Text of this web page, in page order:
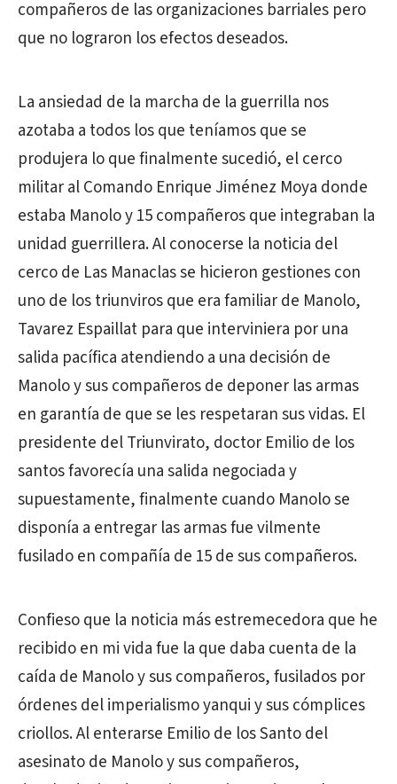
compañeros de las organizaciones barriales pero
que no lograron los efectos deseados.
La ansiedad de la marcha de la guerrilla nos
azotaba a todos los que teníamos que se
produjera lo que finalmente sucedió, el cerco
militar al Comando Enrique Jiménez Moya donde
estaba Manolo y 15 compañeros que integraban la
unidad guerrillera. Al conocerse la noticia del
cerco de Las Manaclas se hicieron gestiones con
uno de los triunviros que era familiar de Manolo,
Tavarez Espaillat para que interviniera por una
salida pacífica atendiendo a una decisión de
Manolo y sus compañeros de deponer las armas
en garantía de que se les respetaran sus vidas. El
presidente del Triunvirato, doctor Emilio de los
santos favorecía una salida negociada y
supuestamente, finalmente cuando Manolo se
disponía a entregar las armas fue vilmente
fusilado en compañía de 15 de sus compañeros.
Confieso que la noticia más estremecedora que he
recibido en mi vida fue la que daba cuenta de la
caída de Manolo y sus compañeros, fusilados por
órdenes del imperialismo yanqui y sus cómplices
criollos. Al enterarse Emilio de los Santo del
asesinato de Manolo y sus compañeros,